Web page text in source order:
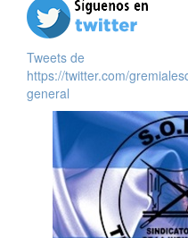
Tweets de
https://twitter.com/
general